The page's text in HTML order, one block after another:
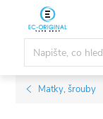
obsah
Matky, šrouby